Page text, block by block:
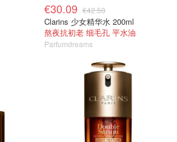
€30.09 €42.50
Clarins 少女精华水 200ml
熬夜抗初老 细毛孔 平水油
Parfumdreams